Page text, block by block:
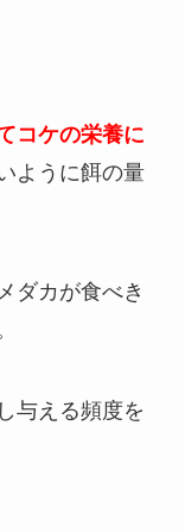
コケの栄養に
ように餌の量
ダカが食べき
与える頻度を